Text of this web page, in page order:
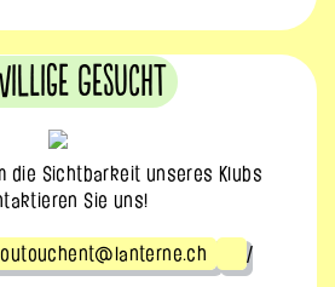
gesucht
die Sichtbarkeit unseres Klubs
Sie uns!
/